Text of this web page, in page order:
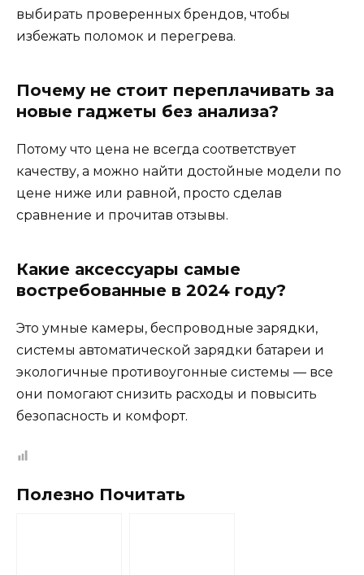
выбирать проверенных брендов, чтобы
избежать поломок и перегрева.
Почему не стоит переплачивать за
новые гаджеты без анализа?
Потому что цена не всегда соответствует
качеству, а можно найти достойные модели по
цене ниже или равной, просто сделав
сравнение и прочитав отзывы.
Какие аксессуары самые
востребованные в 2024 году?
Это умные камеры, беспроводные зарядки,
системы автоматической зарядки батареи и
экологичные противоугонные системы — все
они помогают снизить расходы и повысить
безопасность и комфорт.
Полезно Почитать